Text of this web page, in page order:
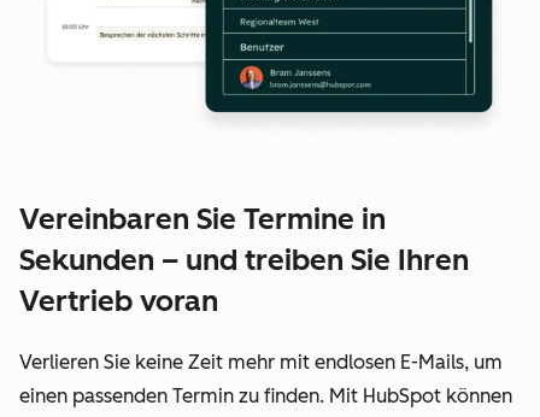
Vereinbaren Sie Termine in
Sekunden – und treiben Sie Ihren
Vertrieb voran
Verlieren Sie keine Zeit mehr mit endlosen E-Mails, um
einen passenden Termin zu finden. Mit HubSpot können